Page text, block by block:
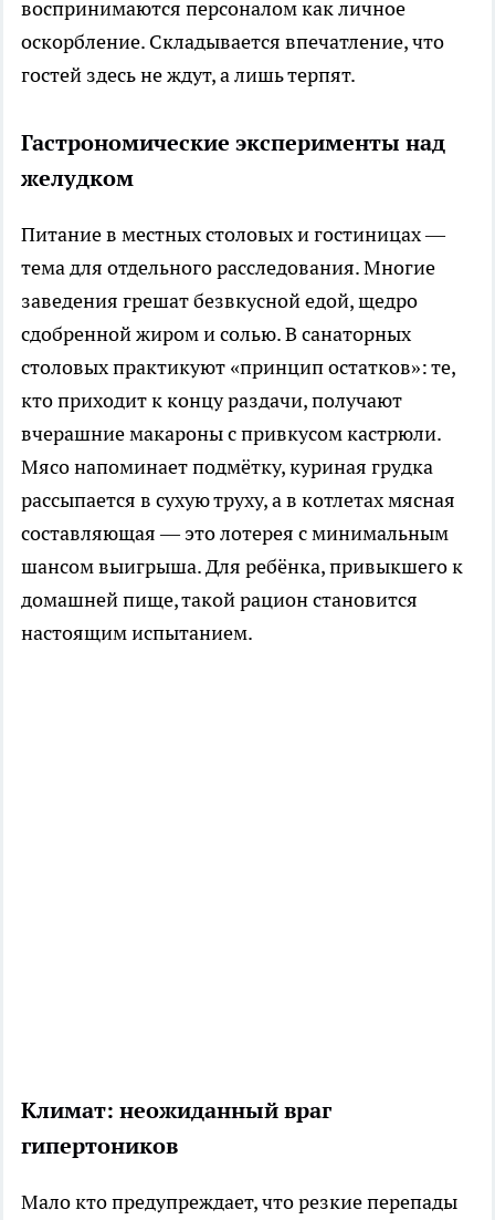
воспринимаются персоналом как личное
оскорбление. Складывается впечатление, что
гостей здесь не ждут, а лишь терпят.
Гастрономические эксперименты над
желудком
Питание в местных столовых и гостиницах —
тема для отдельного расследования. Многие
заведения грешат безвкусной едой, щедро
сдобренной жиром и солью. В санаторных
столовых практикуют «принцип остатков»: те,
кто приходит к концу раздачи, получают
вчерашние макароны с привкусом кастрюли.
Мясо напоминает подмётку, куриная грудка
рассыпается в сухую труху, а в котлетах мясная
составляющая — это лотерея с минимальным
шансом выигрыша. Для ребёнка, привыкшего к
домашней пище, такой рацион становится
настоящим испытанием.
Климат: неожиданный враг
гипертоников
Мало кто предупреждает, что резкие перепады